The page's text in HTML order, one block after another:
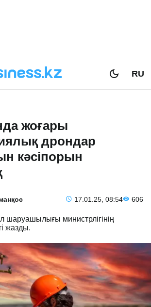
RU
жоғары
дрондар
кәсіпорын
17.01.25, 08:54 606
шаруашылығы министрлігінің
жазды.